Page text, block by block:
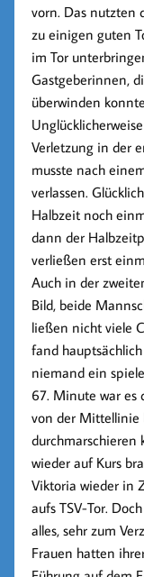
vorn. Das nutzten
zu einigen guten
im Tor
Gastgeberinnen,
überwinden
Verletzung in der
musste nach
verlassen.
Halbzeit noch
dann der
verließen erst
Auch in der
Bild, beide
ließen nicht viele
fand
niemand ein
67. Minute war es
von der Mittellinie
durchmarschieren
wieder auf Kurs
Viktoria wieder in
aufs TSV-Tor.
alles, sehr zum
Frauen hatten